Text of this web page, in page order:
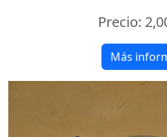
Precio:
Más